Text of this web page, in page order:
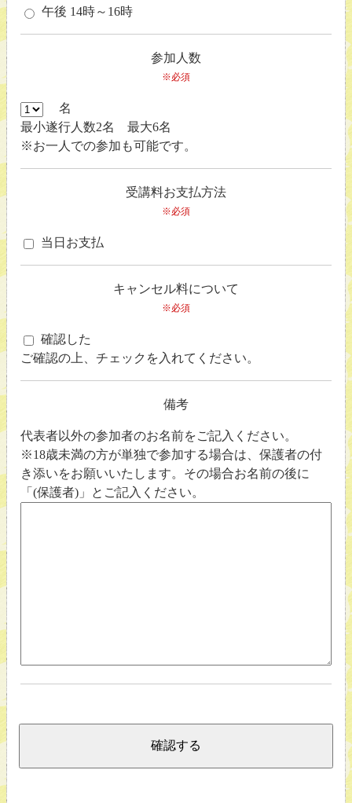
午後 14時～16時
参加人数
※必須
名
最小遂行人数2名 最大6名
※お一人での参加も可能です。
受講料お支払方法
※必須
当日お支払
キャンセル料について
※必須
確認した
ご確認の上、チェックを入れてください。
備考
代表者以外の参加者のお名前をご記入ください。
※18歳未満の方が単独で参加する場合は、保護者の付
き添いをお願いいたします。その場合お名前の後に
「(保護者)」とご記入ください。